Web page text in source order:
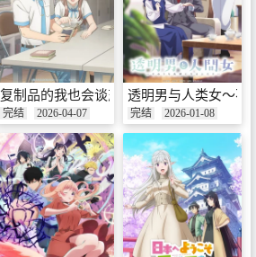
复制品的我也会谈恋爱。
完结 2026-04-07
透明男与人类女～不
完结 2026-01-08